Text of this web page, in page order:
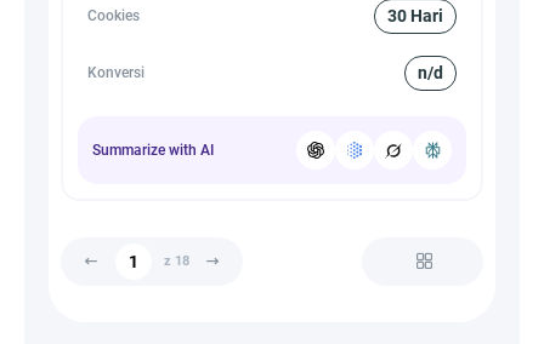
Cookies 30 Hari
Konversi n/d
Summarize with AI
z 18